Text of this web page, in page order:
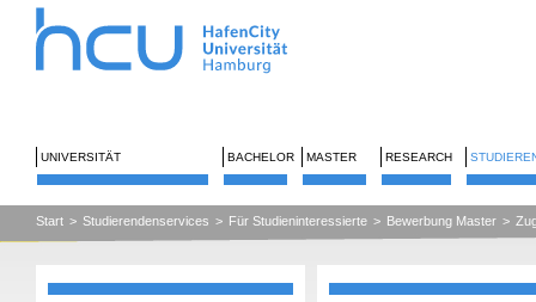
UNIVERSITÄT BACHELOR MASTER RESEARCH
Start > Studierendenservices > Für Studieninteressierte > Bewerbung Master >